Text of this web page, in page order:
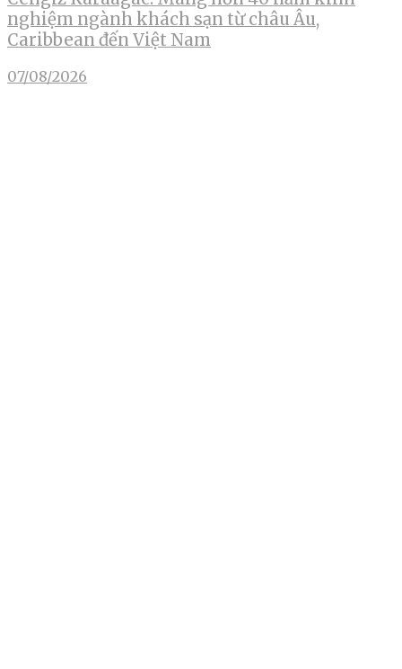
nghiệm ngành khách sạn từ châu Âu,
Caribbean đến Việt Nam
07/08/2026